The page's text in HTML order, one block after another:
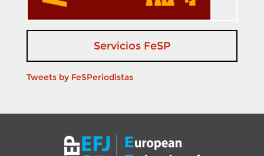
Servicios FeSP
Tweets by FeSPeriodistas